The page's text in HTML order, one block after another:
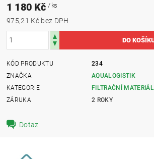
1 180 Kč / ks
975,21 Kč bez DPH
KÓD PRODUKTU
234
ZNAČKA
AQUALOGISTIK
KATEGORIE
FILTRAČNÍ MATERIÁL
ZÁRUKA
2 ROKY
Dotaz